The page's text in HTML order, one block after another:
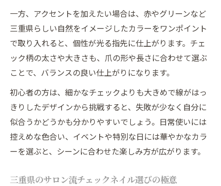
一方、アクセントを加えたい場合は、赤やグリーンなど
三重県らしい自然をイメージしたカラーをワンポイント
で取り入れると、個性が光る指先に仕上がります。チェ
ック柄の太さや大きさも、爪の形や長さに合わせて選ぶ
ことで、バランスの良い仕上がりになります。
初心者の方は、細かなチェックよりも大きめで線がはっ
きりしたデザインから挑戦すると、失敗が少なく自分に
似合うかどうかも分かりやすいでしょう。日常使いには
控えめな色合い、イベントや特別な日には華やかなカラ
ーを選ぶと、シーンに合わせた楽しみ方が広がります。
三重県のサロン流チェックネイル選びの極意